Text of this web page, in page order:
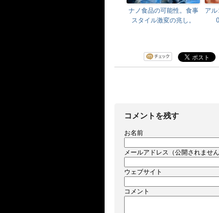
ナノ食品の可能性。食事
スタイル激変の兆し。
ア
コメントを残す
お名前
メールアドレス（公開されませ
ウェブサイト
コメント